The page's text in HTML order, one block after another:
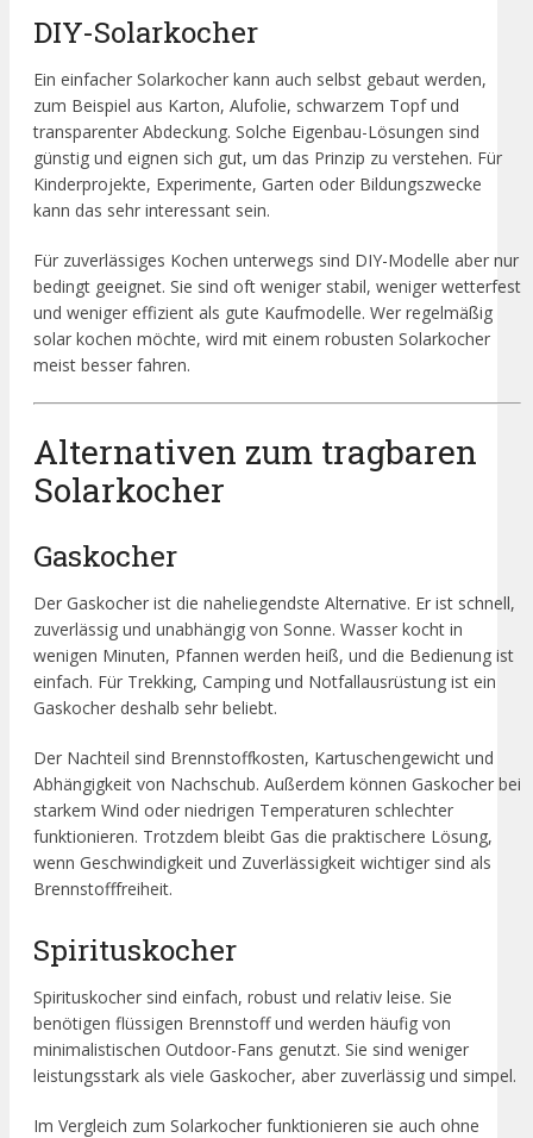
DIY-Solarkocher
Ein einfacher Solarkocher kann auch selbst gebaut werden,
zum Beispiel aus Karton, Alufolie, schwarzem Topf und
transparenter Abdeckung. Solche Eigenbau-Lösungen sind
günstig und eignen sich gut, um das Prinzip zu verstehen. Für
Kinderprojekte, Experimente, Garten oder Bildungszwecke
kann das sehr interessant sein.
Für zuverlässiges Kochen unterwegs sind DIY-Modelle aber nur
bedingt geeignet. Sie sind oft weniger stabil, weniger wetterfest
und weniger effizient als gute Kaufmodelle. Wer regelmäßig
solar kochen möchte, wird mit einem robusten Solarkocher
meist besser fahren.
Alternativen zum tragbaren
Solarkocher
Gaskocher
Der Gaskocher ist die naheliegendste Alternative. Er ist schnell,
zuverlässig und unabhängig von Sonne. Wasser kocht in
wenigen Minuten, Pfannen werden heiß, und die Bedienung ist
einfach. Für Trekking, Camping und Notfallausrüstung ist ein
Gaskocher deshalb sehr beliebt.
Der Nachteil sind Brennstoffkosten, Kartuschengewicht und
Abhängigkeit von Nachschub. Außerdem können Gaskocher bei
starkem Wind oder niedrigen Temperaturen schlechter
funktionieren. Trotzdem bleibt Gas die praktischere Lösung,
wenn Geschwindigkeit und Zuverlässigkeit wichtiger sind als
Brennstofffreiheit.
Spirituskocher
Spirituskocher sind einfach, robust und relativ leise. Sie
benötigen flüssigen Brennstoff und werden häufig von
minimalistischen Outdoor-Fans genutzt. Sie sind weniger
leistungsstark als viele Gaskocher, aber zuverlässig und simpel.
Im Vergleich zum Solarkocher funktionieren sie auch ohne